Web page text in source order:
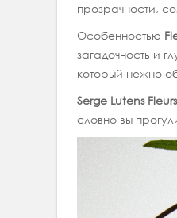
прозрачности,
Особенностью
загадочность и
который нежно
Serge Lutens
словно вы